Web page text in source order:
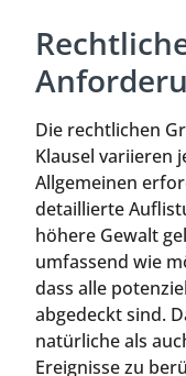
Die rechtlichen
Klausel variieren
Allgemeinen
detaillierte
höhere Gewalt
umfassend wie
dass alle
abgedeckt sind.
natürliche als
Ereignisse zu